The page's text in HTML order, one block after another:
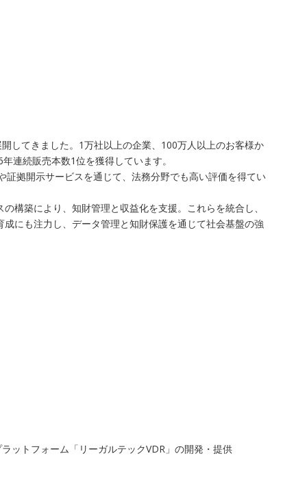
してきました。1万社以上の企業、100万人以上のお客様か
連続販売本数1位を獲得しています。
拠開示サービスを通じて、法務分野でも高い評価を得てい
構築により、知財管理と収益化を支援。これらを統合し、
にも注力し、データ管理と知財保護を通じて社会基盤の強
ットフォーム「リーガルテックVDR」の開発・提供